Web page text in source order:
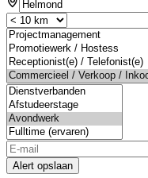
Alert opslaan